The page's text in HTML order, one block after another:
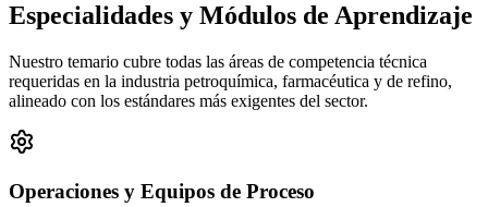
Especialidades y Módulos de Aprendizaje
Nuestro temario cubre todas las áreas de competencia técnica
requeridas en la industria petroquímica, farmacéutica y de refino,
alineado con los estándares más exigentes del sector.
Operaciones y Equipos de Proceso